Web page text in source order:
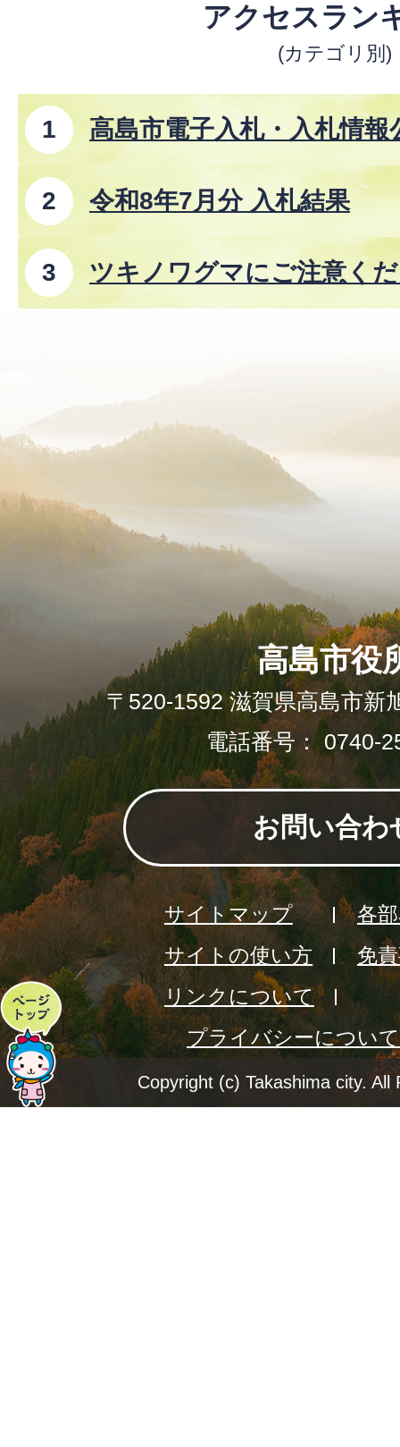
アクセスラン
(カテゴリ別)
高島市電子入札・入札情
事、コンサルタント業務
令和8年7月分 入札結果
ツキノワグマにご注意く
ペ
ー
ジ
高島市役
〒520-1592 滋賀県高島市新
電話番号： 0740-
お問い合わ
サイトマップ
各
サイトの使い方
免
リンクについて
プライバシーについて
Copyright (c) Takashima city. All